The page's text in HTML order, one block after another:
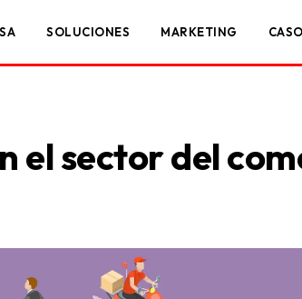
SOLUCIONES MARKETING
el sector del